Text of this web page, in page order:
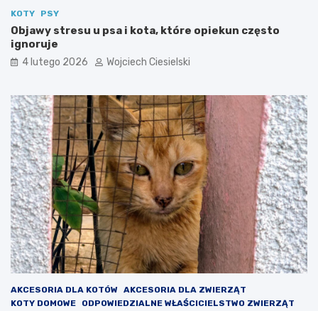
KOTY PSY
Objawy stresu u psa i kota, które opiekun często
ignoruje
4 lutego 2026 Wojciech Ciesielski
AKCESORIA DLA KOTÓW AKCESORIA DLA ZWIERZĄT
KOTY DOMOWE
ODPOWIEDZIALNE WŁAŚCICIELSTWO ZWIERZĄT